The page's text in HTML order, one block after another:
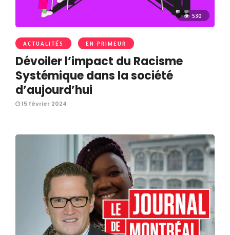
530
ACTUALITÉS EN PRIMEUR
Dévoiler l’impact du Racisme
Systémique dans la société
d’aujourd’hui
15 février 2024